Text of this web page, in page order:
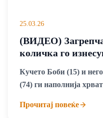
25.03.26
(ВИДЕО)
количка го
Кучето Боби (15) и
(74) ги наполнија
приврзаност меѓу еден
Прочитај повеќе